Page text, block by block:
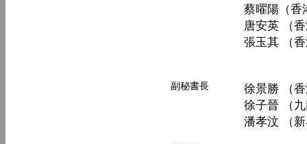
蔡曜陽（香
唐安英 （
張玉其 （
副秘書長
徐景勝 （
徐子晉 （
潘孝汶 （